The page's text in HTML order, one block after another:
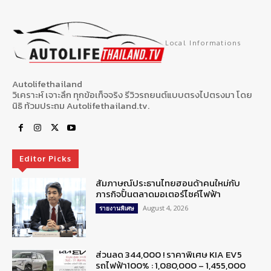
Local Informations
Autolifethailand
วิเคราะห์ เจาะลึก ทุกข้อเท็จจริง รีวิวรถยนต์แบบตรงไปตรงมา โดย
นิธิ ท้วมประถม Autolifethailand.tv.
Editor Picks
สัมภาษณ์ประธานไทยฮอนด้าคนใหม่กับ
ภารกิจปั้นตลาดมอเตอร์ไซค์ไฟฟ้า
รายงานพิเศษ August 4, 2026
ส่วนลด 344,000 ! ราคาพิเศษ KIA EV5
รถไฟฟ้า100% : 1,080,000 – 1,455,000